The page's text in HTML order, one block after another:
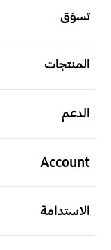
تسوّق
المنتجات
الدعم
Account
الاستدامة